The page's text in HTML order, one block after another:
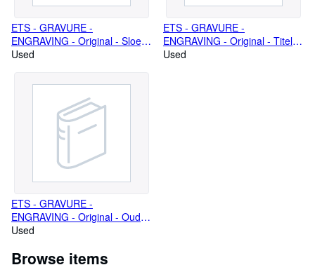
ETS - GRAVURE -
ENGRAVING - Original - Sloep
op het water met of de
hooioppers
Used
ETS - GRAVURE -
ENGRAVING - Original - Titel
ets van het Album der
Used
ETS - GRAVURE -
ENGRAVING - Original - Oude
poetsende vrouw in traphal.
Used
Browse items